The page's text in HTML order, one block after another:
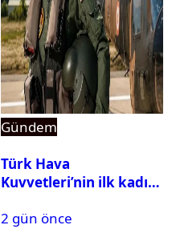
Gündem
Türk Hava
Kuvvetleri’nin ilk kadın
Karapınar hakkında
2 gün önce